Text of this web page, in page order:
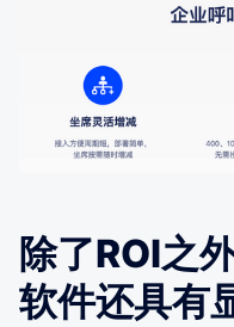
除了ROI之
软件还具有